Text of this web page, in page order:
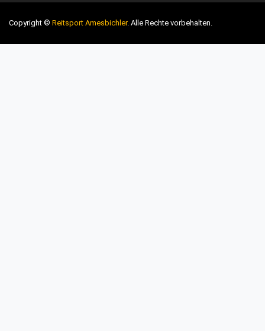
Copyright © Reitsport Amesbichler. Alle Rechte vorbehalten.